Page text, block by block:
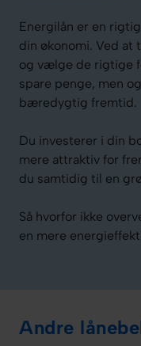
Energilån er en
din økonomi. Ved
og vælge de rigtige
spare penge, men
bæredygtig fremtid.
Du investerer i din
mere attraktiv for
du samtidig til en
Så hvorfor ikke
en mere
Andre